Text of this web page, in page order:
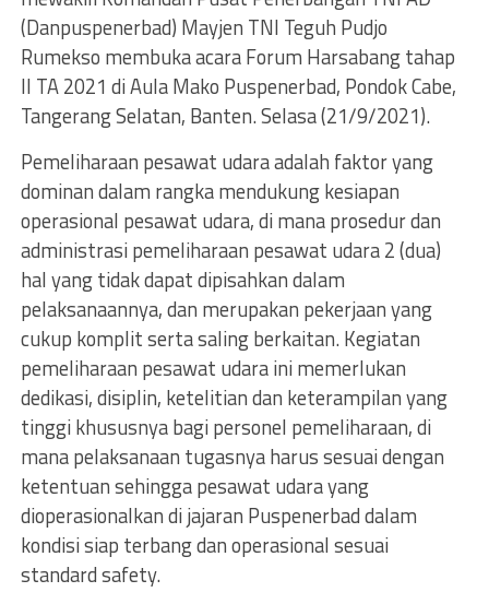
(Danpuspenerbad) Mayjen TNI Teguh Pudjo
Rumekso membuka acara Forum Harsabang tahap
II TA 2021 di Aula Mako Puspenerbad, Pondok Cabe,
Tangerang Selatan, Banten. Selasa (21/9/2021).
Pemeliharaan pesawat udara adalah faktor yang
dominan dalam rangka mendukung kesiapan
operasional pesawat udara, di mana prosedur dan
administrasi pemeliharaan pesawat udara 2 (dua)
hal yang tidak dapat dipisahkan dalam
pelaksanaannya, dan merupakan pekerjaan yang
cukup komplit serta saling berkaitan. Kegiatan
pemeliharaan pesawat udara ini memerlukan
dedikasi, disiplin, ketelitian dan keterampilan yang
tinggi khususnya bagi personel pemeliharaan, di
mana pelaksanaan tugasnya harus sesuai dengan
ketentuan sehingga pesawat udara yang
dioperasionalkan di jajaran Puspenerbad dalam
kondisi siap terbang dan operasional sesuai
standard safety.